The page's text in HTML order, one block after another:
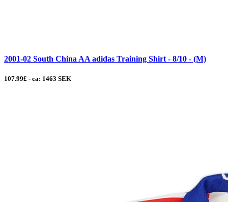
2001-02 South China AA adidas Training Shirt - 8/10 - (M)
107.99£ - ca: 1463 SEK